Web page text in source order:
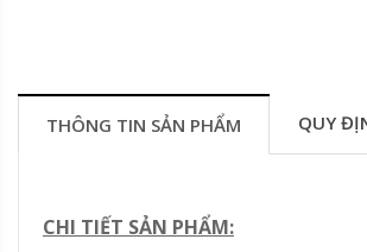
THÔNG TIN SẢN PHẨM QUY
CHI TIẾT SẢN PHẨM: